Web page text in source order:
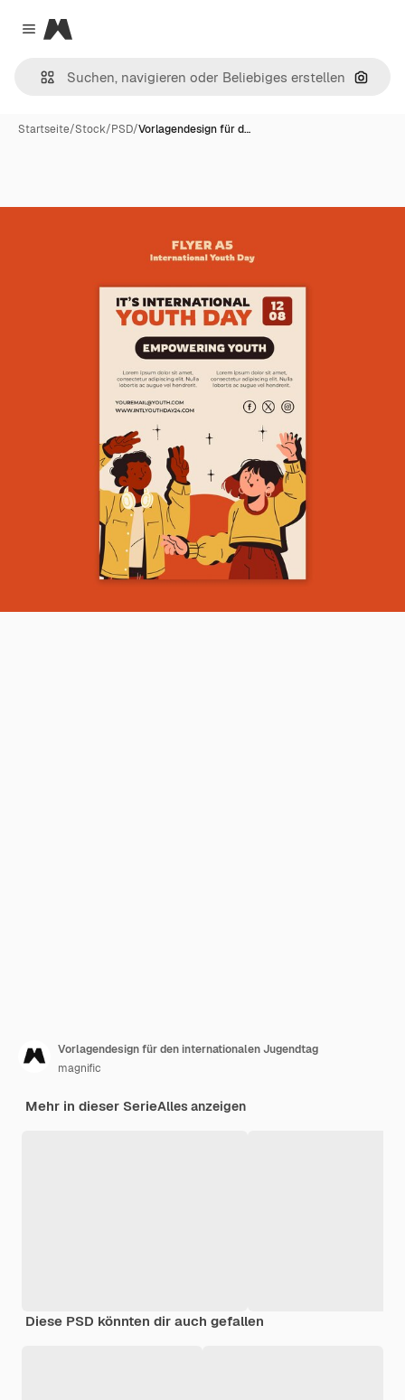
Close menu
Magnific
Nach
Startseite/Stock/PSD/Vorlagendesign für d…
Vorlagendesign für den internationalen Jugendtag
magnific
Mehr in dieser SerieAlles anzeigen
Diese PSD könnten dir auch gefallen